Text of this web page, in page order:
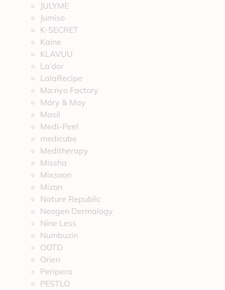
JULYME
Jumiso
K-SECRET
Kaine
KLAVUU
La’dor
LalaRecipe
Ma:nyo Factory
Máry & May
Masil
Medi-Peel
medicube
Meditherapy
Missha
Mixsoon
Mizon
Nature Republic
Neogen Dermalogy
Nine Less
Numbuzin
OOTD
Orien
Peripera
PESTLO